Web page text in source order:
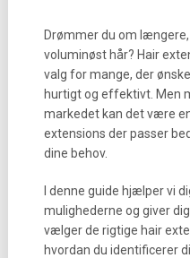
Drømmer du om
voluminøst hår? Hair
valg for mange, der
hurtigt og effektivt. Men
markedet kan det være
extensions der passer
dine behov.
I denne guide hjælper vi
mulighederne og giver
vælger de rigtige hair
hvordan du identificerer